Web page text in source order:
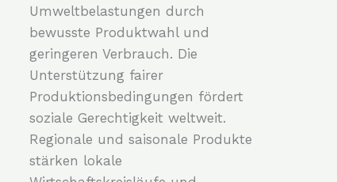
Umweltbelastungen durch
bewusste Produktwahl und
geringeren Verbrauch. Die
Unterstützung fairer
Produktionsbedingungen fördert
soziale Gerechtigkeit weltweit.
Regionale und saisonale Produkte
stärken lokale